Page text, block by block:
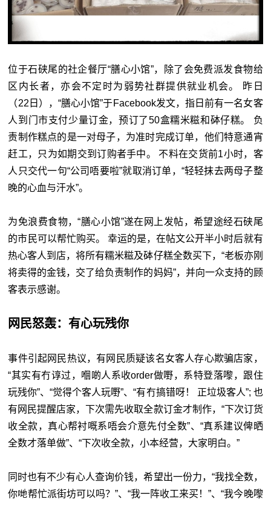
位于石硖尾的社企餐厅“膳心小馆”，除了会免费派发食物给
区内长者，亦会不定时为弱势社群提供就业机会。 昨日
（22日），“膳心小馆”于Facebook发文，指日前有一名女客
人到门市支付少量订金，预订了50盒糯米糍和砵仔糕。 负
责制作糕点的是一对母子，为准时完成订单，他们特意通宵
赶工，只为如期交到订购者手中。 不料在交货前1小时，客
人只交代一句“公司唔要啦”就取消订单，“轻轻抹去两母子整
晚的心血与汗水”。
为免浪费食物，“膳心小馆”遂在网上发帖，希望途经石硖尾
的市民可以帮忙购买。 幸运的是，在帖文公开半小时后就有
热心客人到店，将所有糯米糍及砵仔糕全数买下，“老板亦刚
将卖得的金钱，交了给负责制作的妈妈”，并向一众支持的顾
客表示感谢。
网民怒轰：有心玩残你
事件引起网民热议，有网民质疑该名女客人存心欺骗店家，
“其实有冇谆过，嗰啲人系收order做嘢，系特登落嚟，跟住
玩残你”、“觉得个客人玩嘢”、“有冇搞错呀！ 正垃圾客人”; 也
有网民提醒店家，下次需先收取全款订金才制作，“下次订货
收全款，真心帮衬嘅系唔会介意先付全数”、“真系建议俾晒
全数才落单做”、“下次收全款，小本经营，大家明白。”
同时也有不少有心人查询价钱，希望出一份力，“我找全数，
你哋帮忙派街坊可以吗？”、“我一阵收工来买！”、“我今晚嚟